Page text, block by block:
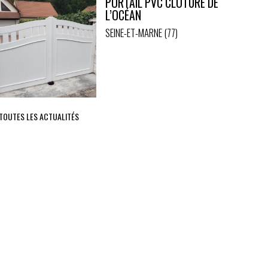
L’OCÉAN
SEINE-ET-MARNE (77)
LES ACTUALITÉS